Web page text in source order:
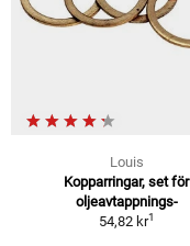
Louis
Kopparringar, set för
oljeavtappnings-
54,82 kr1